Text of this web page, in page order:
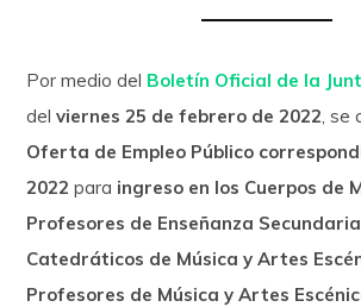
Por medio del Boletín Oficial de la
delviernes 25 de febrero de 2022, se
Oferta de Empleo Público
2022 para ingreso en los Cuerpos de
Profesores de Enseñanza Secundaria
Catedráticos de Música y Artes
Profesores de Música y Artes